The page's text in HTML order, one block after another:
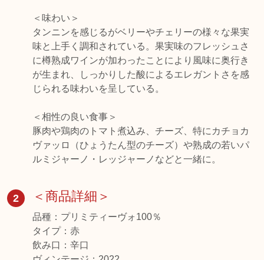
＜味わい＞
タンニンを感じるがベリーやチェリーの様々な果実
味と上手く調和されている。果実味のフレッシュさ
に樽熟成ワインが加わったことにより風味に奥行き
が生まれ、しっかりした酸によるエレガントさを感
じられる味わいを呈している。
＜相性の良い食事＞
豚肉や鶏肉のトマト煮込み、チーズ、特にカチョカ
ヴァッロ（ひょうたん型のチーズ）や熟成の若いパ
2 ＜商品詳細＞
品種：プリミティーヴォ100％
タイプ：赤
飲み口：辛口